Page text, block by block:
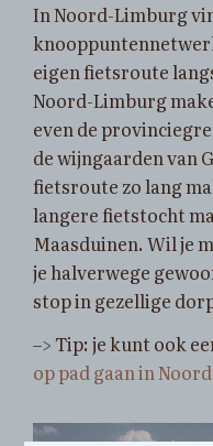
In Noord-Limburg
eigen fietsroute
Noord-Limburg
even de
de wijngaarden van
fietsroute zo lang
langere fietstocht
Maasduinen. Wil je
je halverwege
stop in gezellige
–> Tip: je kunt ook
op pad gaan in